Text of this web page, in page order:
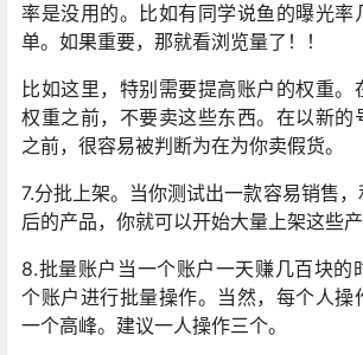
率是没用的。比如有同学说鱼的曝光率
单。如果重要，那就看浏览量了！！
比如这里，特别需要提高账户的权重。
权重之前，不要卖这些东西。在以新的
之前，很容易被判断为在为你卖假货。
7.分批上架。当你测试出一款容易销售
后的产品，你就可以开始大量上架这些产
8.批量账户当一个账户一天赚几百块的
个账户进行批量操作。当然，每个人操
一个高峰。建议一人操作三个。